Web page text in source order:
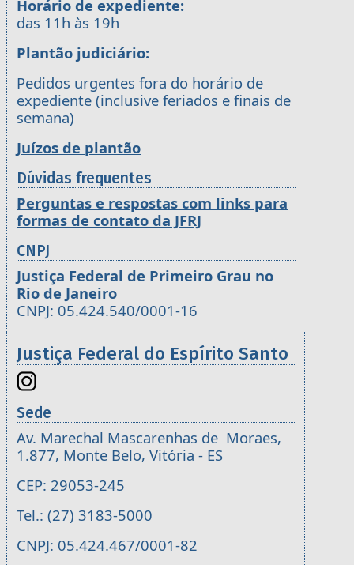
Horário de expediente:
das 11h às 19h
Plantão judiciário:
Pedidos urgentes fora do horário de
expediente (inclusive feriados e finais de
semana)
Juízos de plantão
Dúvidas frequentes
Perguntas e respostas com links para
formas de contato da JFRJ
CNPJ
Justiça Federal de Primeiro Grau no
Rio de Janeiro
CNPJ: 05.424.540/0001-16
Justiça Federal do Espírito Santo
Sede
Av. Marechal Mascarenhas de Moraes,
1.877, Monte Belo, Vitória - ES
CEP: 29053-245
Tel.: (27) 3183-5000
CNPJ: 05.424.467/0001-82